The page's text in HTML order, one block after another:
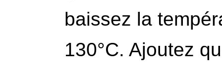
baissez la
130°C. Ajoutez